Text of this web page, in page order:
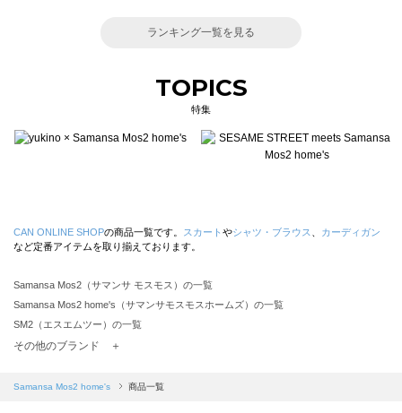
ランキング一覧を見る
TOPICS
特集
CAN ONLINE SHOPの商品一覧です。 スカート やシャツ・ブラウス
カーディガン
など定番アイテムを取り揃えております。
Samansa Mos2（サマンサ モスモス）の一覧
Samansa Mos2 home's（サマンサモスモスホームズ）の一覧
SM2（エスエムツー）の一覧
TSUHARU by Samansa Mos2（ツハルバイサマンサモスモス）の一覧
Samansa Mos2 blue（サマンサモスモス ブルー）の一覧
その他のブランド ＋
Samansa Mos2 home's 商品一覧